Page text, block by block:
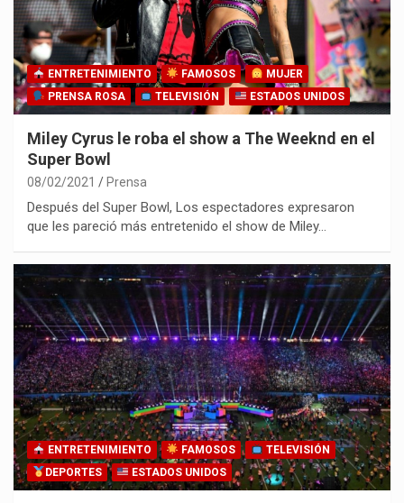
ENTRETENIMIENTO FAMOSOS
MUJER
PRENSA ROSA
TELEVISIÓN ESTADOS UNIDOS
Miley Cyrus le roba el show a The Weeknd en el
Super Bowl
08/02/2021 Prensa
Después del Super Bowl, Los espectadores expresaron
que les pareció más entretenido el show de Miley…
ENTRETENIMIENTO FAMOSOS
TELEVISIÓN
DEPORTES
ESTADOS UNIDOS